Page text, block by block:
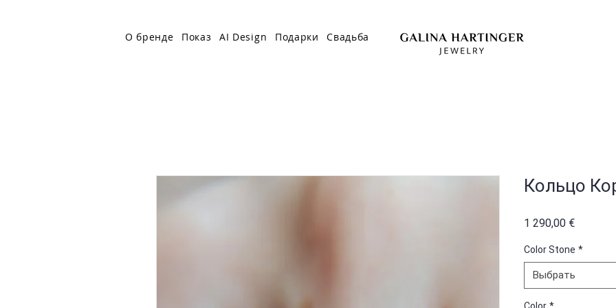
О бренде Показ AI Design Подарки Свадьба
Кольцо
1 290,00 €Цена
Color Stone *
Выбрать
Color *